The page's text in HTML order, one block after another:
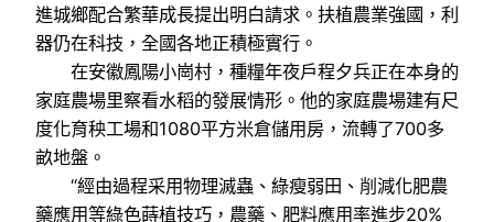
進城鄉配合繁華成長提出明白請求。扶植農業強國，利
器仍在科技，全國各地正積極實行。
在安徽鳳陽小崗村，種糧年夜戶程夕兵正在本身的
家庭農場里察看水稻的發展情形。他的家庭農場建有尺
度化育秧工場和1080平方米倉儲用房，流轉了700多
畝地盤。
“經由過程采用物理滅蟲、綠瘦弱田、削減化肥農
藥應用等綠色蒔植技巧，農藥、肥料應用率進步20%